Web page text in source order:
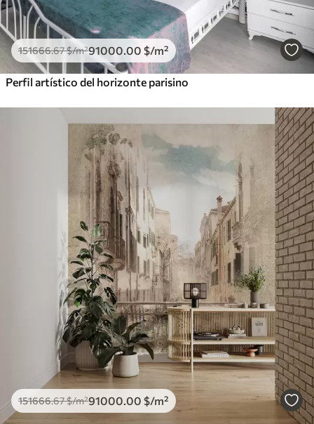
151666.67$/m²91000 .00 $/m²
Perfil artístico del horizonte parisino
151666.67$/m²91000 .00 $/m²